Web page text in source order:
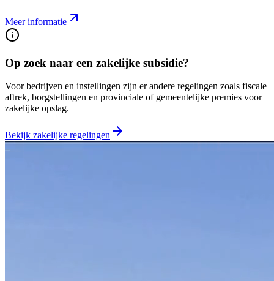
Meer informatie
Op zoek naar een zakelijke subsidie?
Voor bedrijven en instellingen zijn er andere regelingen zoals fiscale
aftrek, borgstellingen en provinciale of gemeentelijke premies voor
zakelijke opslag.
Bekijk zakelijke regelingen